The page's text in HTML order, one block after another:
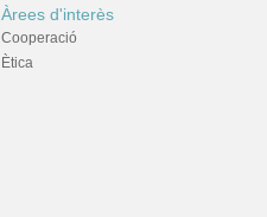
Àrees d'interès
Cooperació
Ètica